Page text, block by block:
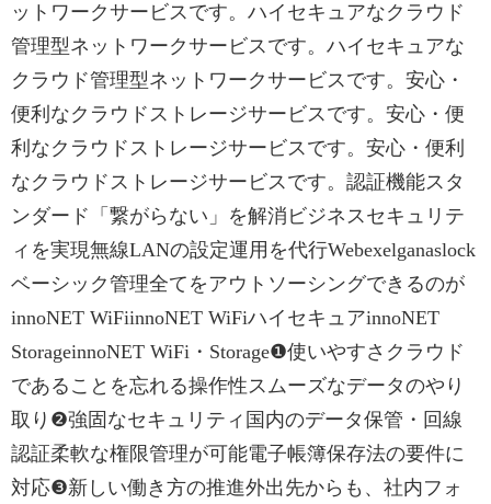
ットワークサービスです。ハイセキュアなクラウド
管理型ネットワークサービスです。ハイセキュアな
クラウド管理型ネットワークサービスです。安心・
便利なクラウドストレージサービスです。安心・便
利なクラウドストレージサービスです。安心・便利
なクラウドストレージサービスです。認証機能スタ
ンダード「繋がらない」を解消ビジネスセキュリテ
ィを実現無線LANの設定運用を代行Webexelganaslock
ベーシック管理全てをアウトソーシングできるのが
innoNET WiFiinnoNET WiFiハイセキュアinnoNET
StorageinnoNET WiFi・Storage❶使いやすさクラウド
であることを忘れる操作性スムーズなデータのやり
取り❷強固なセキュリティ国内のデータ保管・回線
認証柔軟な権限管理が可能電子帳簿保存法の要件に
対応❸新しい働き方の推進外出先からも、社内フォ